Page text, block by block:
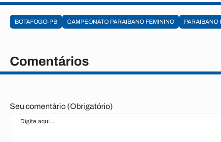
BOTAFOGO-PB CAMPEONATO PARAIBANO FEMININO PARAIBANO
Comentários
Seu comentário (Obrigatório)